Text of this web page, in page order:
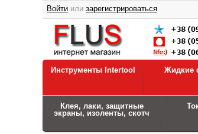
Войти или зарегистрироваться
Инструменты Intertool Жидкие
Клея, лаки, защитные
экраны, изоленты, скотч